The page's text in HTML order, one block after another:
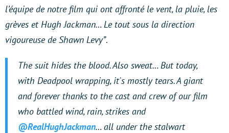
l’équipe de notre film qui ont affronté le vent, la pluie, les
grèves et Hugh Jackman… Le tout sous la direction
vigoureuse de Shawn Levy”.
The suit hides the blood. Also sweat… But today,
with Deadpool wrapping, it's mostly tears. A giant
and forever thanks to the cast and crew of our film
who battled wind, rain, strikes and
@RealHughJackman… all under the stalwart